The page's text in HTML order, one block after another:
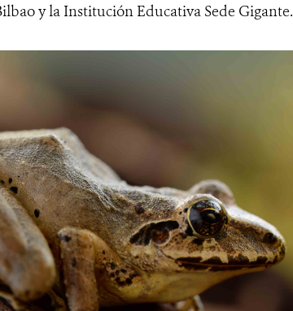
y la Institución Educativa Sede Gigante.